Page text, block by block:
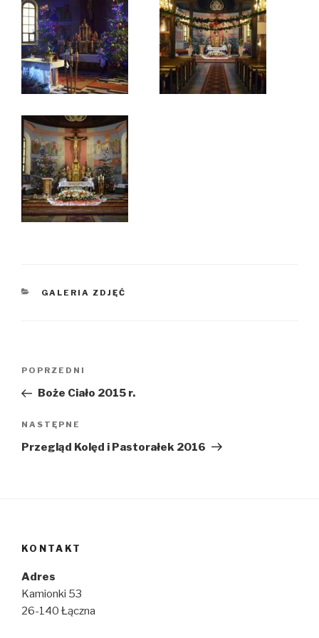
KATEGORIE
GALERIA ZDJĘĆ
Poprzedni
wpis
POPRZEDNI
Boże Ciało 2015 r.
Następny
wpis
NASTĘPNE
Przegląd Kolęd i Pastorałek 2016
KONTAKT
Adres
Kamionki 53
26-140 Łączna